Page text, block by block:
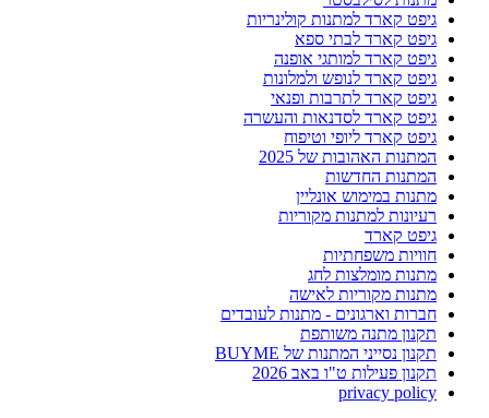
גיפט קארד למתנות קולינריות
גיפט קארד לבתי ספא
גיפט קארד למותגי אופנה
גיפט קארד לנופש ולמלונות
גיפט קארד לתרבות ופנאי
גיפט קארד לסדנאות והעשרה
גיפט קארד ליופי וטיפוח
המתנות האהובות של 2025
המתנות החדשות
מתנות במימוש אונליין
רעיונות למתנות מקוריות
גיפט קארד
חוויות משפחתיות
מתנות מומלצות לחג
מתנות מקוריות לאישה
חברות וארגונים - מתנות לעובדים
תקנון מתנה משותפת
תקנון נסייני המתנות של BUYME
תקנון פעילות ט"ו באב 2026
privacy policy